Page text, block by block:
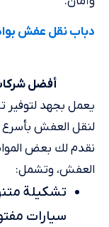
دباب نقل عفش
أفضل
يعمل بجهد لتوفير
لنقل العفش بأسرع
نقدم لك بعض
العفش، وتشمل:
تشكيلة
سيارات